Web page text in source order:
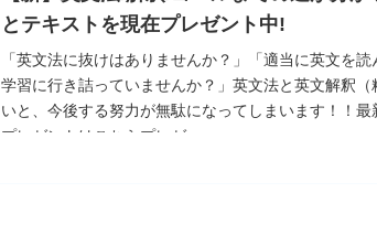
とテキストを現在プレゼント中!
「英文法に抜けはありませんか？」「適当に英文を
学習に行き詰っていませんか？」英文法と英文解釈
いと、今後する努力が無駄になってしまいます！！
プレゼントはこちらプレゼ